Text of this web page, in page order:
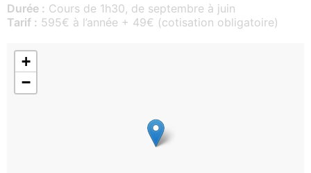
Durée : Cours de 1h30, de septembre à juin
Tarif : 595€ à l’année + 49€ (cotisation obligatoire)
+
−